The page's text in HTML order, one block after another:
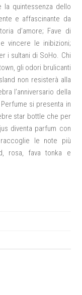
la quintessenza dello
e affascinante da
d’amore; Fave di
vincere le inibizioni;
i sultani di SoHo. Chi
gli odori brulicanti
non resisterà alla
l’anniversario della
si presenta in
star bottle che per
diventa parfum con
le note più
rosa, fava tonka e